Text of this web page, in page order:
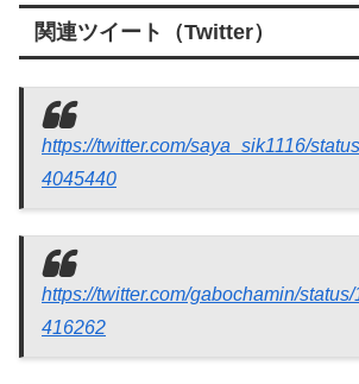
関連ツイート（Twitter）
https://twitter.com/saya_sik1116/
4045440
https://twitter.com/gabochamin/
416262